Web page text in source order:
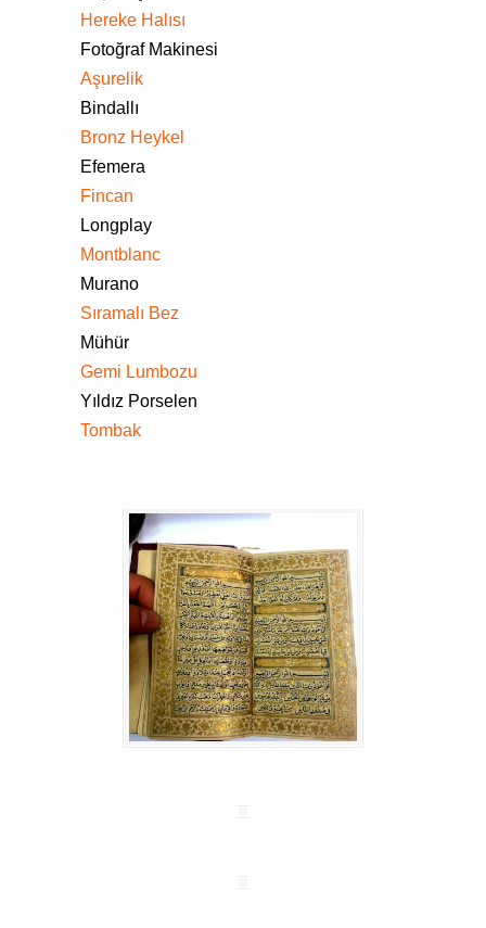
Hereke Halısı
Fotoğraf Makinesi
Aşurelik
Bindallı
Bronz Heykel
Efemera
Fincan
Longplay
Montblanc
Murano
Sıramalı Bez
Mühür
Gemi Lumbozu
Yıldız Porselen
Tombak